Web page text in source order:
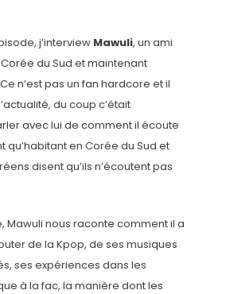
j’interview Mawuli, un ami
du Sud et maintenant
n’est pas un fan hardcore et il
du coup c’était
avec lui de comment il écoute
qu’habitant en Corée du Sud et
disent qu’ils n’écoutent pas
Mawuli nous raconte comment il a
de la Kpop, de ses musiques
ses expériences dans les
à la fac, la manière dont les